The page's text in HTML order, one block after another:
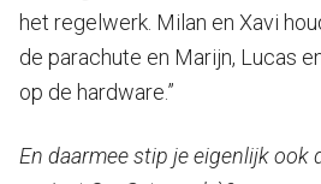
het regelwerk. Milan en Xavi
de parachute en Marijn, Lucas
op de hardware.”
En daarmee stip je eigenlijk ook